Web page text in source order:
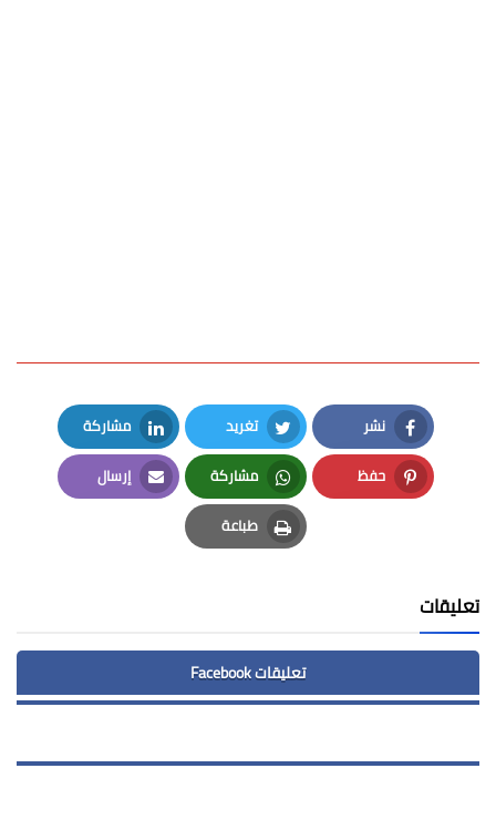
نشر
Facebook
تغريد
Twitter
مشاركة
LinkedIn
حفظ
Pinterest
مشاركة
Whatsapp
إرسال
Email
طباعة
Print
تعليقات
تعليقات Facebook